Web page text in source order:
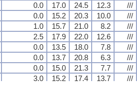
0.0 17.0 24.5 12.3
///
0.0 15.2 20.3 10.0
///
1.0 15.7 21.0 8.2
///
2.5 17.9 22.0 12.6
///
0.0 13.5 18.0 7.8
///
0.0 13.7 20.8 6.3
///
0.0 15.0 21.3 7.7
///
3.0 15.2 17.4 13.7
///
0.0 17.0 24.5 12.3
///
0.0 15.2 20.3 10.0
///
1.0 15.7 21.0 8.2
///
2.5 17.9 22.0 12.6
///
0.0 13.5 18.0 7.8
///
0.0 13.7 20.8 6.3
///
0.0 15.0 21.3 7.7
///
3.0 15.2 17.4 13.7
///
0.0 17.0 24.5 12.3
///
0.0 15.2 20.3 10.0
///
1.0 15.7 21.0 8.2
///
2.5 17.9 22.0 12.6
///
0.0 13.5 18.0 7.8
///
0.0 13.7 20.8 6.3
///
0.0 15.0 21.3 7.7
///
3.0 15.2 17.4 13.7
///
0.0 17.0 24.5 12.3
///
0.0 15.2 20.3 10.0
///
1.0 15.7 21.0 8.2
///
2.5 17.9 22.0 12.6
///
0.0 13.5 18.0 7.8
///
0.0 13.7 20.8 6.3
///
0.0 15.0 21.3 7.7
///
3.0 15.2 17.4 13.7
///